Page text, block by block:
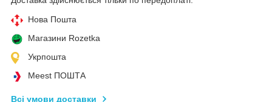
Нова Пошта
Магазини Rozetka
Укрпошта
Meest ПОШТА
Всі умови доставки